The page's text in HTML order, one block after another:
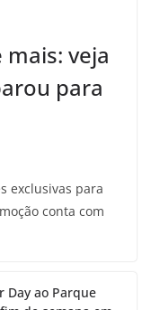
mais: veja
para
exclusivas para
conta com
Day ao Parque